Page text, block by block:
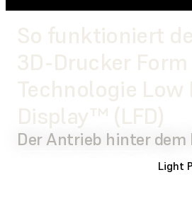
So funktioniert
3D-Drucker Form
Technologie Low
Display™ (LFD)
Der Antrieb hinter dem
Light